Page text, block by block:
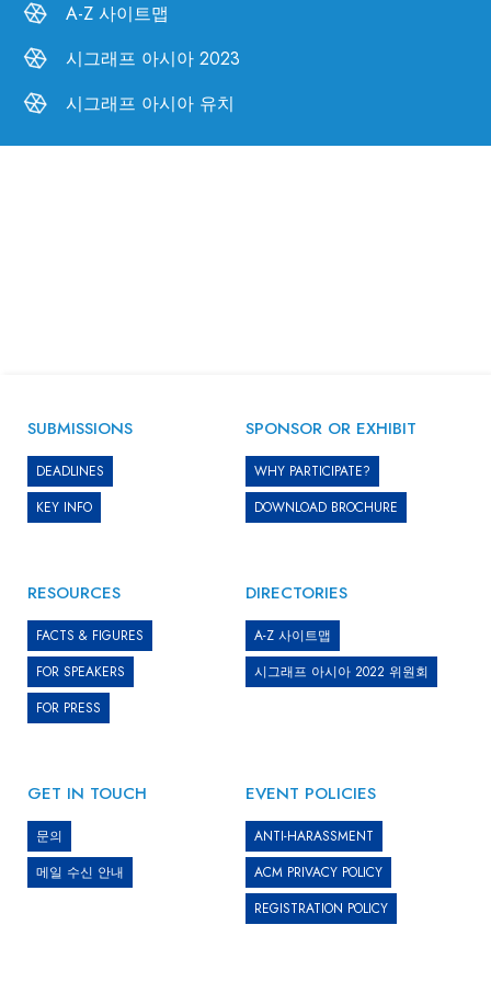
A-Z 사이트맵
시그래프 아시아 2023
시그래프 아시아 유치
SUBMISSIONS
DEADLINES
KEY INFO
SPONSOR OR EXHIBIT
WHY PARTICIPATE?
DOWNLOAD BROCHURE
RESOURCES
FACTS & FIGURES
FOR SPEAKERS
FOR PRESS
DIRECTORIES
A-Z 사이트맵
시그래프 아시아 2022 위원회
GET IN TOUCH
문의
메일 수신 안내
EVENT POLICIES
ANTI-HARASSMENT
ACM PRIVACY POLICY
REGISTRATION POLICY